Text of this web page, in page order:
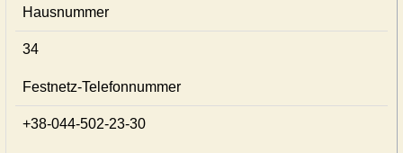
Hausnummer
34
Festnetz-Telefonnummer
+38-044-502-23-30